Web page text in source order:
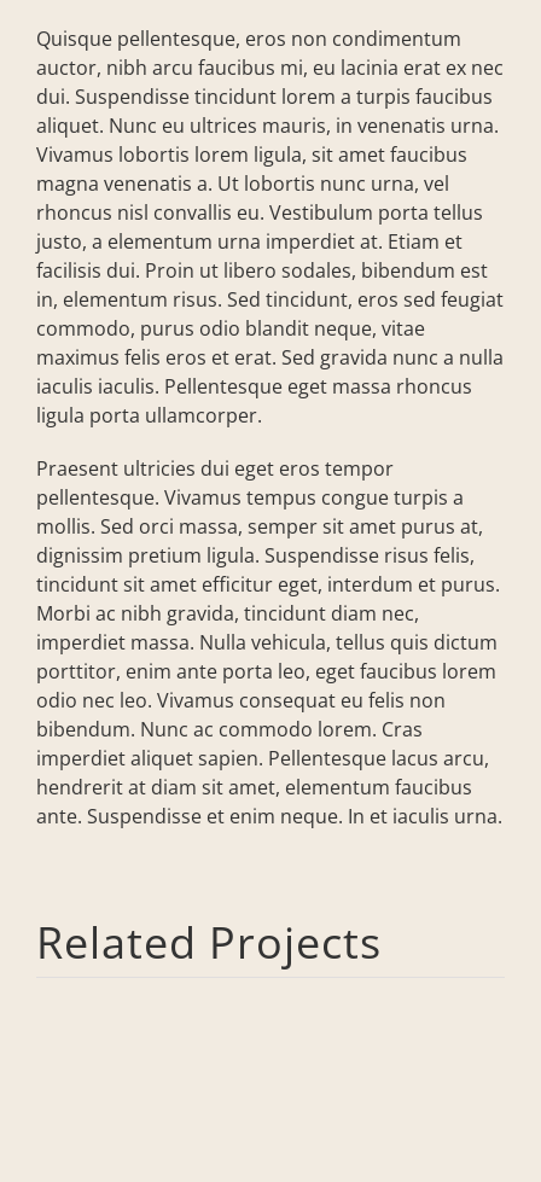
Quisque pellentesque, eros non condimentum
auctor, nibh arcu faucibus mi, eu lacinia erat ex nec
dui. Suspendisse tincidunt lorem a turpis faucibus
aliquet. Nunc eu ultrices mauris, in venenatis urna.
Vivamus lobortis lorem ligula, sit amet faucibus
magna venenatis a. Ut lobortis nunc urna, vel
rhoncus nisl convallis eu. Vestibulum porta tellus
justo, a elementum urna imperdiet at. Etiam et
facilisis dui. Proin ut libero sodales, bibendum est
in, elementum risus. Sed tincidunt, eros sed feugiat
commodo, purus odio blandit neque, vitae
maximus felis eros et erat. Sed gravida nunc a nulla
iaculis iaculis. Pellentesque eget massa rhoncus
ligula porta ullamcorper.
Praesent ultricies dui eget eros tempor
pellentesque. Vivamus tempus congue turpis a
mollis. Sed orci massa, semper sit amet purus at,
dignissim pretium ligula. Suspendisse risus felis,
tincidunt sit amet efficitur eget, interdum et purus.
Morbi ac nibh gravida, tincidunt diam nec,
imperdiet massa. Nulla vehicula, tellus quis dictum
porttitor, enim ante porta leo, eget faucibus lorem
odio nec leo. Vivamus consequat eu felis non
bibendum. Nunc ac commodo lorem. Cras
imperdiet aliquet sapien. Pellentesque lacus arcu,
hendrerit at diam sit amet, elementum faucibus
ante. Suspendisse et enim neque. In et iaculis urna.
Related Projects